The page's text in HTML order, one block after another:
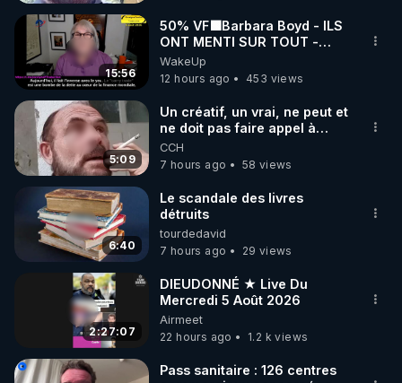
15:56
50% VF🟩Barbara Boyd - ILS
ONT MENTI SUR TOUT -
Jocelyne Traduction
WakeUp
12 hours ago
453 views
5:09
Un créatif, un vrai, ne peut et
ne doit pas faire appel à
l'intelligence artificielle
CCH
7 hours ago
58 views
6:40
Le scandale des livres
détruits
tourdedavid
7 hours ago
29 views
2:27:07
DIEUDONNÉ ★ Live Du
Mercredi 5 Août 2026
Airmeet
22 hours ago
1.2 k views
Pass sanitaire : 126 centres